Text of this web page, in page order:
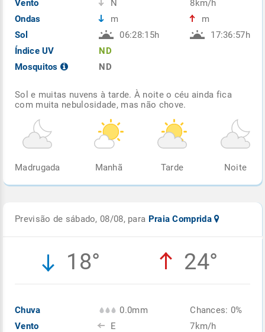
Vento
Ondas
Sol
Índice UV
Mosquitos
N
m
06:28:15h
ND
ND
8km/h
m
17:36:57h
Sol e muitas nuvens à tarde. À noite o céu ainda fica
com muita nebulosidade, mas não chove.
Madrugada Manhã Tarde Noite
Previsão de sábado, 08/08, para Praia Comprida
18° 24°
Chuva
Vento
0.0mm
E
Chances: 0%
7km/h